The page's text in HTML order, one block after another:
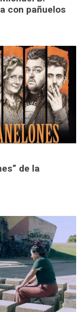
con pañuelos
de la